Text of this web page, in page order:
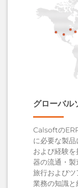
グローバル
Calsoftの
に必要な製品
および経験
器の流通・製
旅行およびツ
業務の知識と